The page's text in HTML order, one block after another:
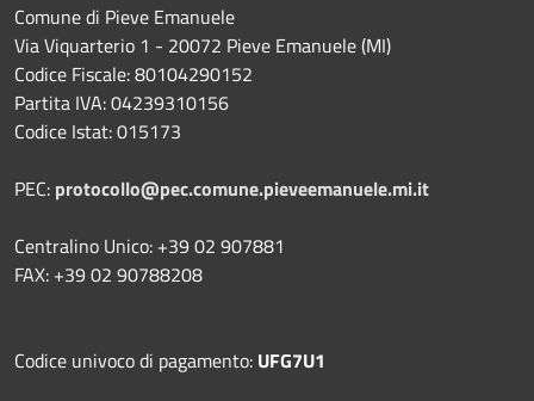
Comune di Pieve Emanuele
Via Viquarterio 1 - 20072 Pieve Emanuele (MI)
Codice Fiscale: 80104290152
Partita IVA: 04239310156
Codice Istat: 015173
PEC: protocollo@pec.comune.pieveemanuele.mi.it
Centralino Unico: +39 02 907881
FAX: +39 02 90788208
Codice univoco di pagamento: UFG7U1